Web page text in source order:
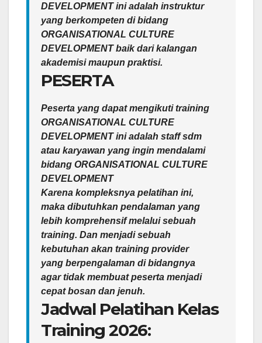
DEVELOPMENT ini adalah instruktur
yang berkompeten di bidang
ORGANISATIONAL CULTURE
DEVELOPMENT baik dari kalangan
akademisi maupun praktisi.
PESERTA
Peserta yang dapat mengikuti training
ORGANISATIONAL CULTURE
DEVELOPMENT ini adalah staff sdm
atau karyawan yang ingin mendalami
bidang ORGANISATIONAL CULTURE
DEVELOPMENT
Karena kompleksnya pelatihan ini,
maka dibutuhkan pendalaman yang
lebih komprehensif melalui sebuah
training. Dan menjadi sebuah
kebutuhan akan training provider
yang berpengalaman di bidangnya
agar tidak membuat peserta menjadi
cepat bosan dan jenuh.
Jadwal Pelatihan Kelas
Training 2026: